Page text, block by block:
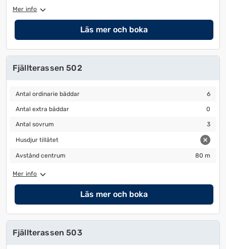
datum
Mer info
Läs mer och boka
Fjällterassen 502
Antal ordinarie bäddar
Antal ordinarie bäddar 6
Antal extra bäddar
Antal extra bäddar 0
Antal sovrum
Antal sovrum 3
Husdjur tillåtet
Husdjur tillåtet
Avstånd centrum
Avstånd centrum 80 m
Mer info
Läs mer och boka
Fjällterassen 503